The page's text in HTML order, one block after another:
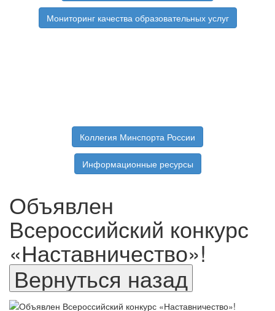
Мониторинг качества образовательных услуг
Коллегия Минспорта России
Информационные ресурсы
Объявлен
Всероссийский конкурс
«Наставничество»!